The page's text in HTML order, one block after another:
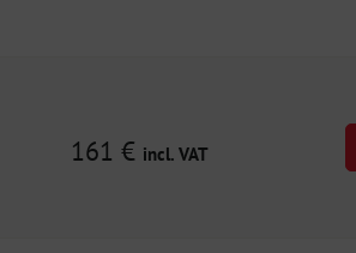
161 € incl. VAT